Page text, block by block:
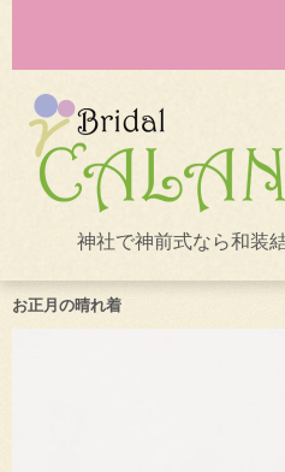
神社で神前式なら和装
お正月の晴れ着